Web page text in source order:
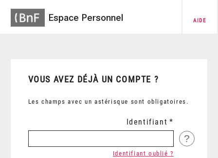
Espace Personnel AIDE
VOUS AVEZ DÉJÀ UN COMPTE ?
Les champs avec un astérisque sont obligatoires.
Identifiant
?
Identifiant oublié ?